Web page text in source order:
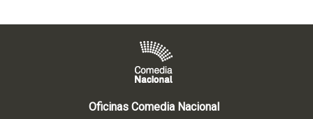
Oficinas Comedia Nacional